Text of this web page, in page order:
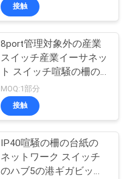
接触
8port管理対象外の産業
スイッチ産業イーサネッ
ト スイッチ喧騒の柵の
台紙
MOQ:1部分
接触
IP40喧騒の柵の台紙の
ネットワーク スイッチ
のハブ5の港ギガビット